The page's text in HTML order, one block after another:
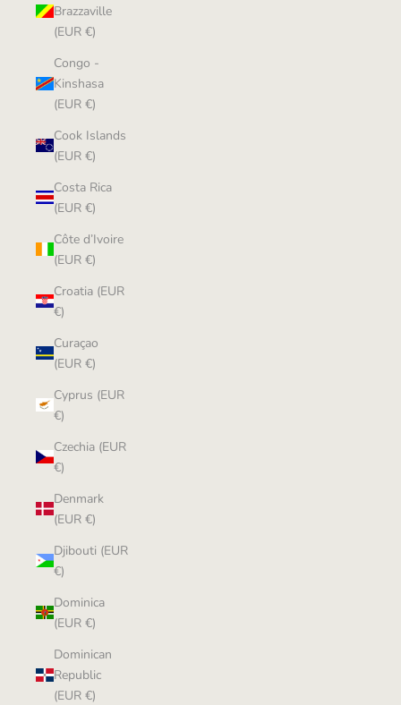
Brazzaville
(EUR €)
Congo -
Kinshasa
(EUR €)
Cook Islands
(EUR €)
Costa Rica
(EUR €)
Côte d’Ivoire
(EUR €)
Croatia (EUR
€)
Curaçao
(EUR €)
Cyprus (EUR
€)
Czechia (EUR
€)
Denmark
(EUR €)
Djibouti (EUR
€)
Dominica
(EUR €)
Dominican
Republic
(EUR €)